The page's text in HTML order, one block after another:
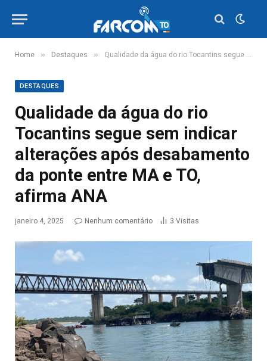
Home » Destaques » Qualidade da água do rio Tocantins segue sem indicar alterações após desabamento da ponte entre MA e TO, afirma ANA
DESTAQUES
Qualidade da água do rio
Tocantins segue sem indicar
alterações após desabamento
da ponte entre MA e TO,
afirma ANA
janeiro 4, 2025 Nenhum comentário 3 Visitas